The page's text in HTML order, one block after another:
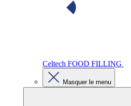
Celtech FOOD FILLING
Masquer le menu